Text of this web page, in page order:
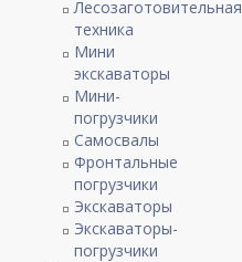
Лесозаготовительная
техника
Мини
экскаваторы
Мини-
погрузчики
Самосвалы
Фронтальные
погрузчики
Экскаваторы
Экскаваторы-
погрузчики